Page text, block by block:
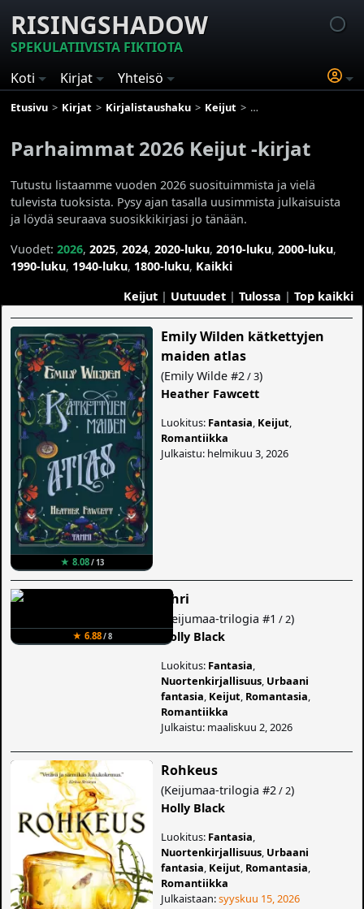
RISINGSHADOW
SPEKULATIIVISTA FIKTIOTA
Koti
Kirjat Yhteisö
Etusivu Kirjat Kirjalistaushaku Keijut Parhaimmat 2026
Parhaimmat 2026 Keijut -kirjat
Tutustu listaamme vuoden 2026 suosituimmista ja vielä
tulevista tuoksista. Pysy ajan tasalla uusimmista julkaisuista
ja löydä seuraava suosikkikirjasi jo tänään.
Vuodet:2026,2025,2024,2020-luku,2010-luku,2000-luku,
1990-luku, 1940-luku, 1800-luku, Kaikki
Keijut| Uutuudet| Tulossa | Top kaikki
★ 8.08/ 13
Emily Wilden kätkettyjen
maiden atlas
(Emily Wilde #2 / 3)
Heather Fawcett
Luokitus: Fantasia Keijut
Romantiikka
Julkaistu: helmikuu 3, 2026
★ 6.88/ 8
Uhri
Keijumaa-trilogia #1 / 2)
Holly Black
Luokitus: Fantasia
Nuortenkirjallisuus Urbaani
fantasia Keijut Romantasia
Romantiikka
Julkaistu: maaliskuu 2, 2026
Rohkeus
(Keijumaa-trilogia #2 / 2)
Holly Black
Luokitus: Fantasia
Nuortenkirjallisuus Urbaani
fantasia Keijut Romantasia
Romantiikka
Julkaistaan:syyskuu 15, 2026